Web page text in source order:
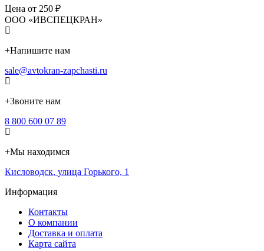
Цена от 250 ₽
ООО «ИВСПЕЦКРАН»
+Напишите нам
sale@avtokran-zapchasti.ru
+Звоните нам
8 800 600 07 89
+Мы находимся
Кисловодск, улица Горького, 1
Информация
Контакты
О компании
Доставка и оплата
Карта сайта